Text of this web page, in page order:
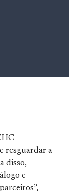
resguardar a
disso,
e